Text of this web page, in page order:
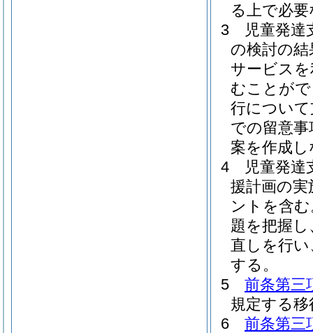
る上で必
3
児童発
の検討の
サービス
むことが
行につい
での留意
案を作成
4
児童発達
援計画の実
ントを含
題を把握
直しを行
する。
5
前条第三
規定する
6
前条第三